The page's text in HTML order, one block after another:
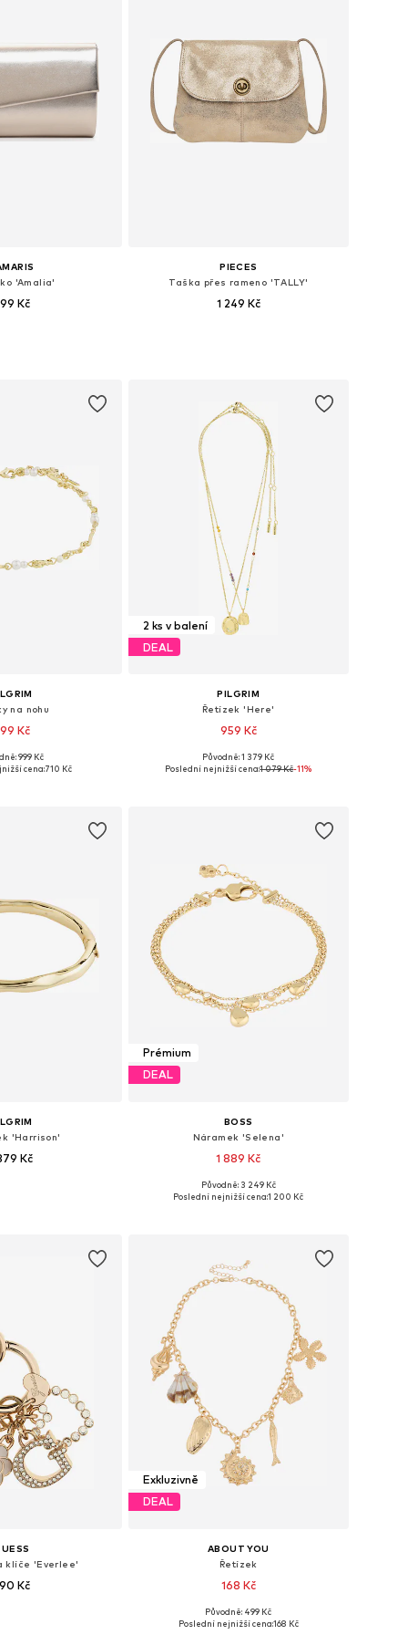
'Amalia'
Kč
PIECES
Taška přes rameno 'TALLY'
1 249 Kč
na nohu
Kč
One Size
999 Kč
cena:710 Kč
2 ks v balení
DEAL
PILGRIM
Řetízek 'Here'
959 Kč
Dostupné velikosti: One Size
Původně: 1 379 Kč
Poslední nejnižší cena:1 079 Kč-11%
'Harrison'
Kč
Prémium
DEAL
BOSS
Náramek 'Selena'
1 889 Kč
Dostupné velikosti: One Size
Původně: 3 249 Kč
Poslední nejnižší cena:1 200 Kč
klíče 'Everlee'
Kč
Exkluzivně
DEAL
ABOUT YOU
Řetízek
168 Kč
Dostupné velikosti: One Size
Původně: 499 Kč
Poslední nejnižší cena:168 Kč